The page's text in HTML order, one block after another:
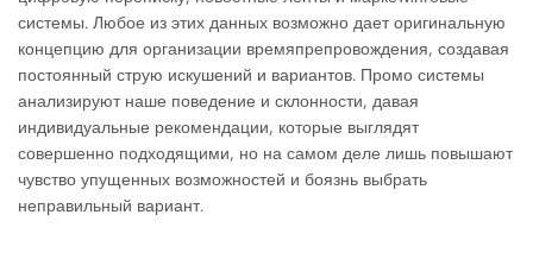
системы. Любое из этих данных возможно дает оригинальную
концепцию для организации времяпрепровождения, создавая
постоянный струю искушений и вариантов. Промо системы
анализируют наше поведение и склонности, давая
индивидуальные рекомендации, которые выглядят
совершенно подходящими, но на самом деле лишь повышают
чувство упущенных возможностей и боязнь выбрать
неправильный вариант.